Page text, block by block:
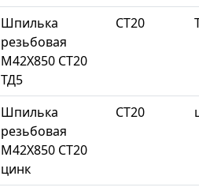
Шпилька
резьбовая
М42Х850 СТ20
ТД5
СТ20
Шпилька
резьбовая
М42Х850 СТ20
цинк
СТ20